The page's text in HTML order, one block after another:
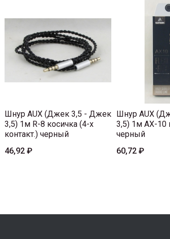
Шнур AUX (Джек 3,5 - Джек
3,5) 1м R-8 косичка (4-х
контакт.) черный
46,92 ₽
Шнур AUX
3,5) 1м AX-10
черный
60,72 ₽